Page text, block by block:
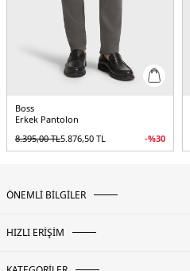
Boss
Erkek Pantolon
8.395,00TL5.876,50 TL -%30
ÖNEMLİ BİLGİLER
HIZLI ERİŞİM